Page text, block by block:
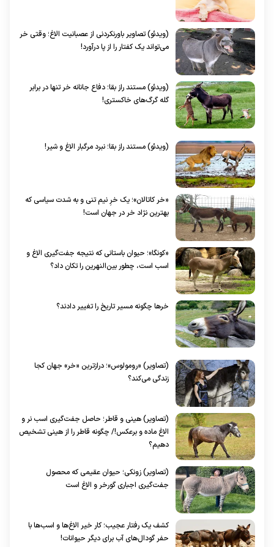
(ویدئو) تصاویر باورنکردنی از عصبانیت الاغ؛ وقتی خر
می‌تواند یک کفتار را از پا درآورد!
(ویدئو) مستند راز بقا؛ دفاع جانانه خر تنها در برابر
گله گرگ‌های خاکستری!
(ویدئو) مستند راز بقا؛ نبرد مرگبار الاغ و شیر!
«خر کاتالان»؛ یک خرِ نیم تنی و به شدت سیاسی که
بهترین نژاد خر در جهان است!
«کونگا»؛ حیوان باستانی که نتیجه جفت‌گیری الاغ و
اسب است، چطور بین‌النهرین را تکان داد؟
خرها چگونه مسیر تاریخ را تغییر دادند؟
(تصاویر) «رومولوس»؛ درازترین «خر» جهان کجا
زندگی می‌کند؟
(تصاویر) هینی و قاطر؛ حاصل جفت‌گیری اسب نر و
الاغ ماده و برعکس!/ چگونه قاطر را از هینی تشخیص
دهیم؟
(تصاویر) زونکی؛ حیوان عقیمی که محصول
جفت‌گیری اجباری گورخر و الاغ است
کشف یک رفتار عجیب؛ کار خیر الاغ‌ها و اسب‌ها با
حفر گودال‌های آب برای دیگر حیوانات!